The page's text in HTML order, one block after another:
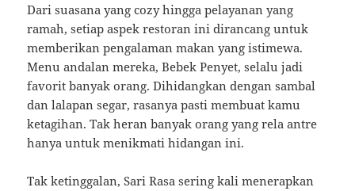
Dari suasana yang cozy hingga pelayanan yang
ramah, setiap aspek restoran ini dirancang untuk
memberikan pengalaman makan yang istimewa.
Menu andalan mereka, Bebek Penyet, selalu jadi
favorit banyak orang. Dihidangkan dengan sambal
dan lalapan segar, rasanya pasti membuat kamu
ketagihan. Tak heran banyak orang yang rela antre
hanya untuk menikmati hidangan ini.
Tak ketinggalan, Sari Rasa sering kali menerapkan